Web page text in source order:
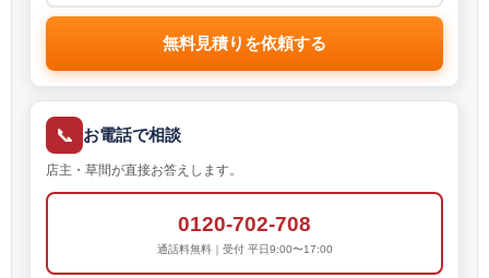
無料見積りを依頼する
📞 お電話で相談
店主・草間が直接お答えします。
0120-702-708
通話料無料｜受付 平日9:00〜17:00